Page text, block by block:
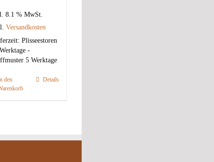
8.1 % MwSt.
Versandkosten
Plisseestoren
-
5 Werktage
den
Details